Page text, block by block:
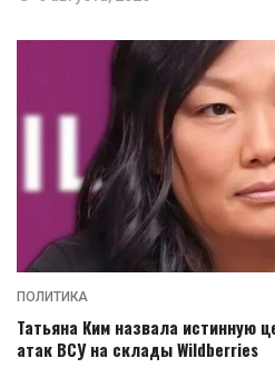
ПОЛИТИКА
Татьяна Ким назвала истинную
атак ВСУ на склады Wildberries